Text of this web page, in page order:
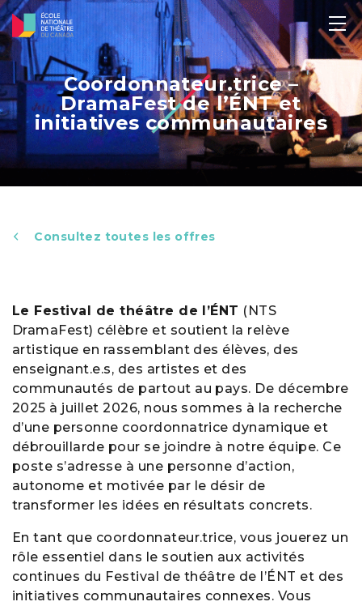
Coordonnateur.trice –
DramaFest de l’ÉNT et
initiatives communautaires
Consultez toutes les offres
Le Festival de théâtre de l’ÉNT (NTS
DramaFest) célèbre et soutient la relève
artistique en rassemblant des élèves, des
enseignant.e.s, des artistes et des
communautés de partout au pays. De décembre
2025 à juillet 2026, nous sommes à la recherche
d’une personne coordonnatrice dynamique et
débrouillarde pour se joindre à notre équipe. Ce
poste s’adresse à une personne d’action,
autonome et motivée par le désir de
transformer les idées en résultats concrets.
En tant que coordonnateur.trice, vous jouerez un
rôle essentiel dans le soutien aux activités
continues du Festival de théâtre de l’ÉNT et des
initiatives communautaires connexes. Vous